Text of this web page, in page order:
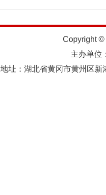
Copyright ©
主办单
地址：湖北省黄冈市黄州区